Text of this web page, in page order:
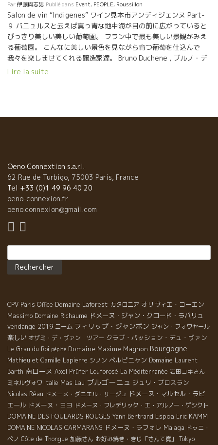
くれたバニュルス、これからの季節は最高ですよ！ 写真の海岸の
裏にあるシスト岩盤の山の斜面に葡萄園は広がっている。 葡萄園
からの景色は絶景です！ 海水浴もできますよ！ 遊びに来てくださ
い！
Par伊藤與志男 Publié dans Event, PEOPLE, Roussillon
Salon de vin “Indigenes” ワイン見本市アンディジェンヌ Part-
９ バニュルスと云えば真っ青な地中海が目の前に広がっていると
びっきり美しい美しい葡萄園。 フラン中で最も美しい景観がみえ
る葡萄園。 こんなに美しい景色を見ながら育つ葡萄を仕込んで
我々を楽しませてくれる醸造家達。 Bruno Duchene , ブルノ・デ
ュシェンヌはブースを持っていないけど会場を歩き回って盛り上
ィ。天はル・カゾ・デ・マイヨルを捨てなかった。
Lire la suite
Oeno Connextion s.a.r.l.
62 Rue de Turbigo, 75003 Paris, France
Tel +33 (0)1 49 96 40 20
oeno-connexion.fr
oeno.connexion@gmail.com
CPV Paris Office Domaine Laforest カタロニア オリヴィエ・コーエン
Massimo Domaine Richaume ドメーヌ・ジャン・クロード・ラパリュ
vendange 2019 ニーム フィリップ・ジャンボン ジャン・フォワヤール
楽しい オザミ・デ・ヴァン ツアー クラブ・パッション・デュ・ヴァン
Le Grau du Roi pépite Domaine Maxime Magnon Bourgogne
Mathieu et Camille Lapierre シノン ペルピニャン Domaine Laurent
Barth 南ローヌ Axel Prüfer Louforosé La Méditerranée 岩田コキさん
ミネルヴォワ Italie Mas Lau ブルゴーニュ ジュリ・ブロスラン
Nicolas Réau ドメーヌ・ダニエル・サージュ ドメーヌ・マルセル・ラピ
エール ドメーヌ・ヨヨ ドメーヌ・フレデリック・エ・アルノー・ゲシクト
DOMAINE DES FOULARDS ROUGES Yann Bertrand Espoa Eric KAMM
DOMAINE NICOLAS CARMARANS ドメーヌ・ラフォレ Malaga ドゥニ・
ペノ Côte de Thongue 加藤さん お好み焼き・きじ「さんて寛」 Tokyo